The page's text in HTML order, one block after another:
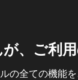
、ご利
の全ての機能